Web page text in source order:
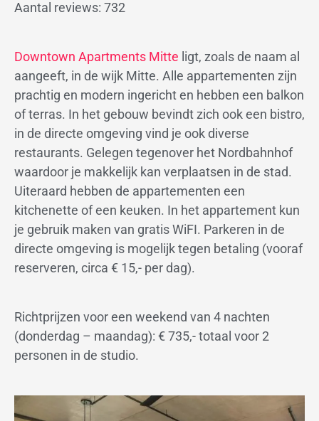
Aantal reviews: 732
Downtown Apartments Mitte ligt, zoals de naam al
aangeeft, in de wijk Mitte. Alle appartementen zijn
prachtig en modern ingericht en hebben een balkon
of terras. In het gebouw bevindt zich ook een bistro,
in de directe omgeving vind je ook diverse
restaurants. Gelegen tegenover het Nordbahnhof
waardoor je makkelijk kan verplaatsen in de stad.
Uiteraard hebben de appartementen een
kitchenette of een keuken. In het appartement kun
je gebruik maken van gratis WiFI. Parkeren in de
directe omgeving is mogelijk tegen betaling (vooraf
reserveren, circa € 15,- per dag).
Richtprijzen voor een weekend van 4 nachten
(donderdag – maandag): € 735,- totaal voor 2
personen in de studio.